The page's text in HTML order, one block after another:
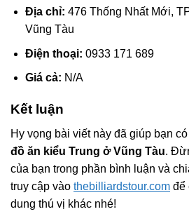
Địa chỉ: 476 Thống Nhất Mới,
Vũng Tàu
Điện thoại: 0933 171 689
Giá cả: N/A
Kết luận
Hy vọng bài viết này đã giúp bạn
đồ ăn kiểu Trung ở Vũng Tàu.
của bạn trong phần bình luận và
truy cập vào thebilliardstour.com để
dung thú vị khác nhé!